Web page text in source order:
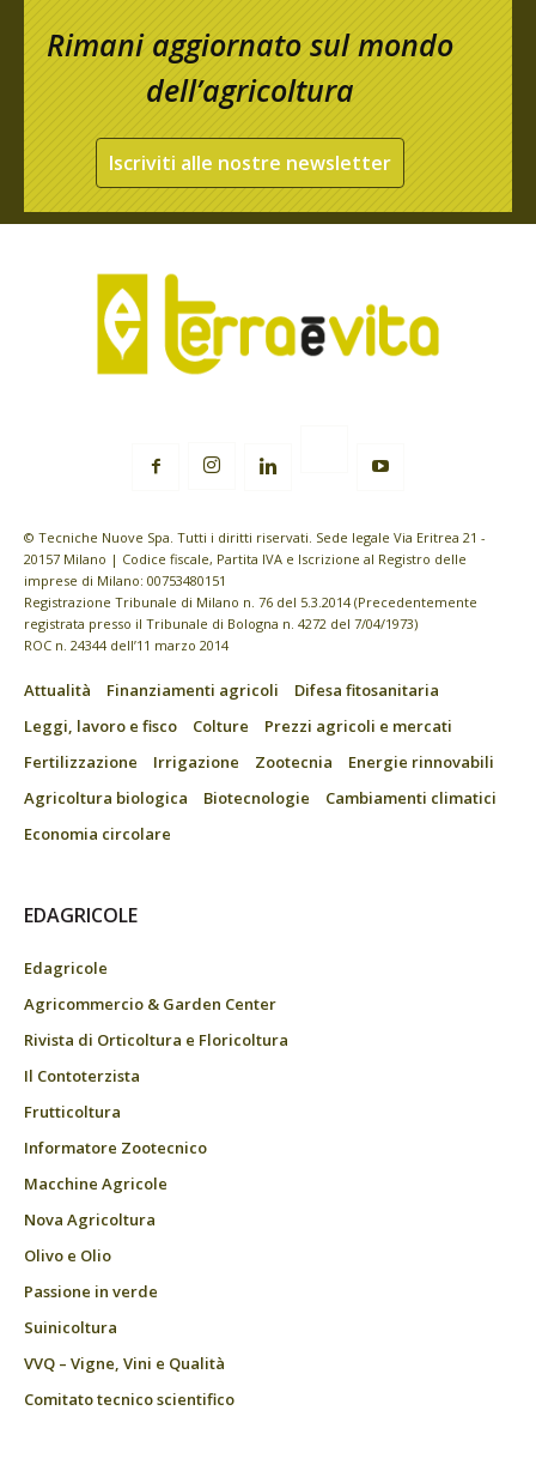
Rimani aggiornato sul mondo
dell’agricoltura
Iscriviti alle nostre newsletter
© Tecniche Nuove Spa. Tutti i diritti riservati. Sede legale Via Eritrea 21 -
20157 Milano | Codice fiscale, Partita IVA e Iscrizione al Registro delle
imprese di Milano: 00753480151
Registrazione Tribunale di Milano n. 76 del 5.3.2014 (Precedentemente
registrata presso il Tribunale di Bologna n. 4272 del 7/04/1973)
ROC n. 24344 dell’11 marzo 2014
Attualità Finanziamenti agricoli
Difesa fitosanitaria
Leggi, lavoro e fisco
Colture
Prezzi agricoli e mercati
Fertilizzazione
Irrigazione Zootecnia
Energie rinnovabili
Agricoltura biologica
Biotecnologie
Cambiamenti climatici
Economia circolare
EDAGRICOLE
Edagricole
Agricommercio & Garden Center
Rivista di Orticoltura e Floricoltura
Il Contoterzista
Frutticoltura
Informatore Zootecnico
Macchine Agricole
Nova Agricoltura
Olivo e Olio
Passione in verde
Suinicoltura
VVQ – Vigne, Vini e Qualità
Comitato tecnico scientifico